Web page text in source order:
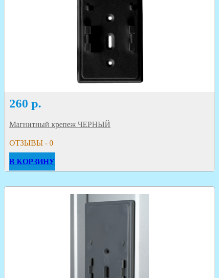
260 р.
Магнитный крепеж ЧЕРНЫЙ
ОТЗЫВЫ - 0
В КОРЗИНУ